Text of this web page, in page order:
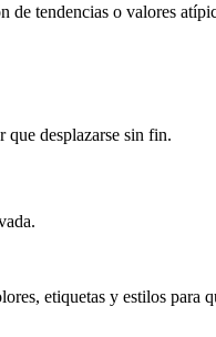
de tendencias o valores
que desplazarse sin fin.
etiquetas y estilos para